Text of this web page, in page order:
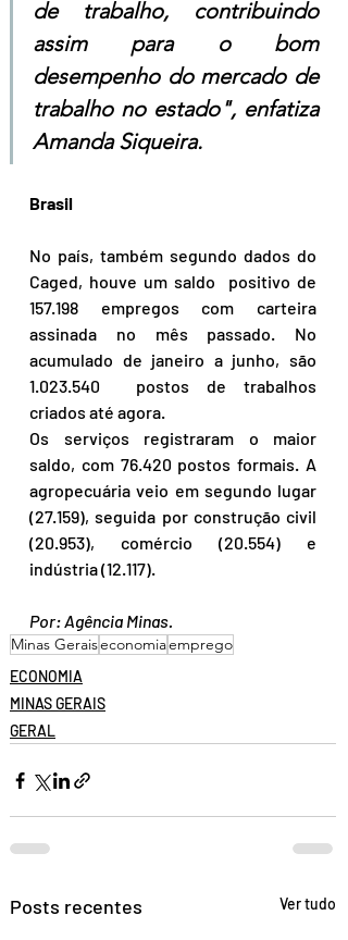
de trabalho, contribuindo
assim para o bom
desempenho do mercado de
trabalho no estado", enfatiza
Amanda Siqueira.
Brasil
No país, também segundo dados do
Caged, houve um saldo  positivo de
157.198 empregos com carteira
assinada no mês passado. No
acumulado de janeiro a junho, são
1.023.540  postos de trabalhos
criados até agora.
Os serviços registraram o maior
saldo, com 76.420 postos formais. A
agropecuária veio em segundo lugar
(27.159), seguida por construção civil
(20.953), comércio (20.554) e
indústria (12.117).
Por: Agência Minas.
Minas Geraiseconomiaemprego
ECONOMIA
MINAS GERAIS
GERAL
Posts recentes Ver tudo